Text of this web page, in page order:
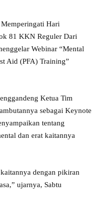
Hari
81 KKN Reguler Dari
Webinar “Mental
Aid (PFA) Training”
Ketua Tim
sebagai Keynote
tentang
dan erat kaitannya
dengan pikiran
ujarnya, Sabtu